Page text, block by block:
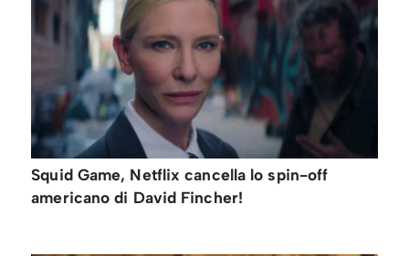
Squid Game, Netflix cancella lo spin-off
americano di David Fincher!